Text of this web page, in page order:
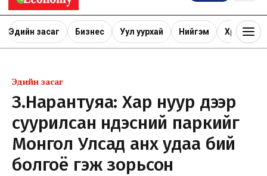
Эдийн засаг Бизнес Уул уурхай Нийгэм Хөрөнгө
Эдийн засаг
З.Нарантуяа: Хар нуур дээр
суурилсан үндэсний паркийг
Монгол Улсад анх удаа бий
болгоё гэж зорьсон